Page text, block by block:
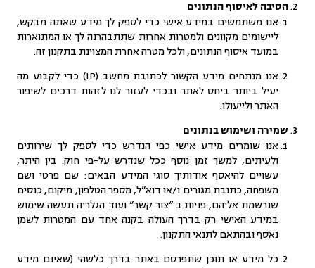
הסיבה לאיסוף הנתונים
אנו משתמשים במידע אישי כדי לספק לך מידע שאתה מבקש,
ליישומים מקוונים ולמטרות אחרות שתתבהרנה לך או המתוארות
במועד איסוף הנתונים, ולכל מטרה אחרת המצוינת בתקנון זה.
אנו מנתחים מידע הקשור לכתובת מחשב (IP) כדי לקבוע מה
יעיל ביותר ביחס לאתר ובכדי לעזור לנו לזהות דרכים לשיפור
האתר ולייעולו.
שמירה ושימוש בנתונים
אנו שומרים מידע אישי כפי הנדרש כדי לספק לך שירותים
ולעיתים, למשך זמן נוסף ככל שנדרש על-פי חוק. בין היתר,
עשויים להיאסף אודותיך סוגי המידע הבאים: שם פרטי ושם
משפחה, כתובת מגורים ו/או דוא”ל, מספר הטלפון, מיקום, כנסים
שנרשמת אליהם, פניות ב “צור קשר” ועוד. הגלריה תעשה שימוש
במידע האישי רק בדרך העולה בקנה אחד עם המטרות לשמן
נאסף ובהתאם לתנאי התקנון.
כל מידע או תוכן שתפרסם באתר בדרך כלשהי (שאינם מידע